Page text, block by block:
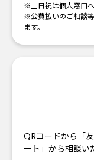
※土日祝は個人窓口へ
※公費払いのご相談
ます。
QRコードから「
ート」から相談い